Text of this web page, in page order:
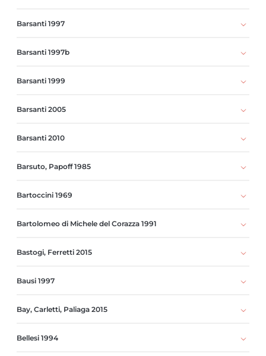
Barsanti 1997
Barsanti 1997b
Barsanti 1999
Barsanti 2005
Barsanti 2010
Barsuto, Papoff 1985
Bartoccini 1969
Bartolomeo di Michele del Corazza 1991
Bastogi, Ferretti 2015
Bausi 1997
Bay, Carletti, Paliaga 2015
Bellesi 1994